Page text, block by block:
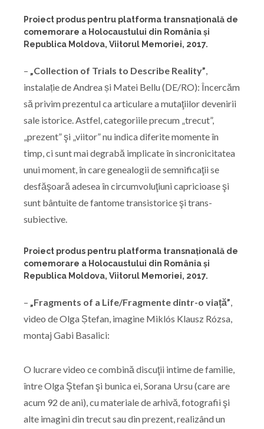
Proiect produs pentru platforma transnațională de
comemorare a Holocaustului din România și
Republica Moldova, Viitorul Memoriei, 2017.
– „Collection of Trials to Describe Reality”,
instalație de Andrea și Matei Bellu (DE/RO): Încercăm
să privim prezentul ca articulare a mutaţiilor devenirii
sale istorice. Astfel, categoriile precum „trecut”,
„prezent” şi „viitor” nu indica diferite momente în
timp, ci sunt mai degrabă implicate în sincronicitatea
unui moment, în care genealogii de semnificaţii se
desfăşoară adesea în circumvoluţiuni capricioase şi
sunt bântuite de fantome transistorice şi trans-
subiective.
Proiect produs pentru platforma transnațională de
comemorare a Holocaustului din România și
Republica Moldova, Viitorul Memoriei, 2017.
– „Fragments of a Life/Fragmente dintr-o viață”,
video de Olga Ștefan, imagine Miklós Klausz Rózsa,
montaj Gabi Basalici:
O lucrare video ce combină discuţii intime de familie,
între Olga Ştefan şi bunica ei, Sorana Ursu (care are
acum 92 de ani), cu materiale de arhivă, fotografii şi
alte imagini din trecut sau din prezent, realizând un